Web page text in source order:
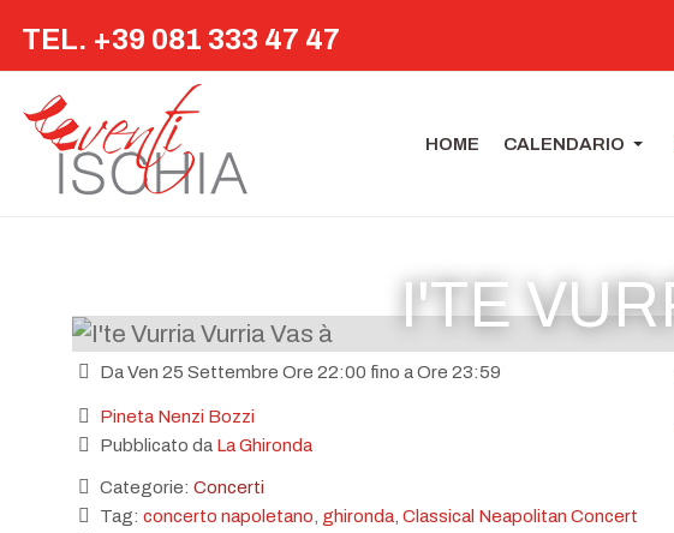
TEL. +39 081 333 47 47
HOME CALENDARIO
I'TE
Da Ven 25 Settembre Ore 22:00 fino a Ore 23:59
Pineta Nenzi Bozzi
Pubblicato da La Ghironda
Categorie: Concerti
Tag: concerto napoletano ghironda Classical Neapolitan Concert